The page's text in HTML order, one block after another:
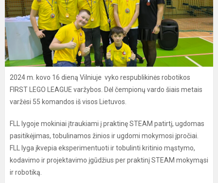
2024 m. kovo 16 dieną Vilniuje vyko respublikinės robotikos
FIRST LEGO LEAGUE varžybos. Dėl čempionų vardo šiais metais
varžėsi 55 komandos iš visos Lietuvos.
FLL lygoje mokiniai įtraukiami į praktinę STEAM patirtį, ugdomas
pasitikėjimas, tobulinamos žinios ir ugdomi mokymosi įpročiai.
FLL lyga įkvepia eksperimentuoti ir tobulinti kritinio mąstymo,
kodavimo ir projektavimo įgūdžius per praktinį STEAM mokymąsi
ir robotiką.